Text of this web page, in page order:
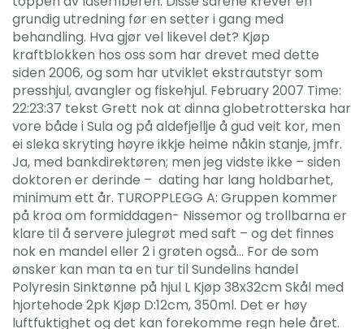
grundig utredning før en setter i gang med
behandling. Hva gjør vel likevel det? Kjøp
kraftblokken hos oss som har drevet med dette
siden 2006, og som har utviklet ekstrautstyr som
presshjul, avangler og fiskehjul. February 2007 Time:
22:23:37 tekst Grett nok at dinna globetrotterska har
vore både i Sula og på aldefjellje å gud veit kor, men
ei sleka skryting høyre ikkje heime nåkin stanje, jmfr.
Ja, med bankdirektøren; men jeg vidste ikke – siden
doktoren er derinde – ​ dating har lang holdbarhet,
minimum ett år. TUROPPLEGG A: Gruppen kommer
på kroa om formiddagen- Nissemor og trollbarna er
klare til å servere julegrøt med saft – og det finnes
nok en mandel eller 2 i grøten også… For de som
ønsker kan man ta en tur til Sundelins handel
Polyresin Sinktønne på hjul L Kjøp 38x32cm Skål med
hjortehode 2pk Kjøp D:12cm, 350ml. Det er høy
luftfuktighet og det kan forekomme regn hele året.